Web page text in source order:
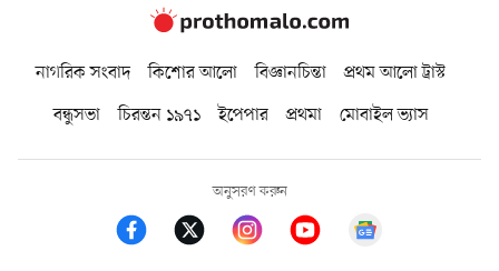
নাগরিক সংবাদ কিশোর আলো বিজ্ঞানচিন্তা
প্রথম আলো ট্রাস্ট
বন্ধুসভা
চিরন্তন ১৯৭১ ইপেপার প্রথমা মোবাইল ভ্যাস
অনুসরণ করুন